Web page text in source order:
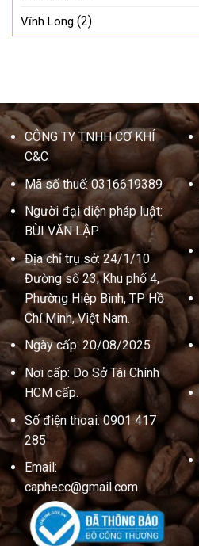
Vĩnh Long (2)
CÔNG TY TNHH CƠ KHÍ
C&C
Mã số thuế: 0316619389
Người đại diện pháp luật:
BÙI VĂN LẬP
Địa chỉ trụ sở: 24/1/10
Đường số 23, Khu phố 4,
Phường Hiệp Bình, TP Hồ
Chí Minh, Việt Nam.
Ngày cấp: 20/08/2025
Nơi cấp: Do Sở Tài Chính
HCM cấp.
Số điện thoại: 0901 417
285
Email:
caphecc@gmail.com